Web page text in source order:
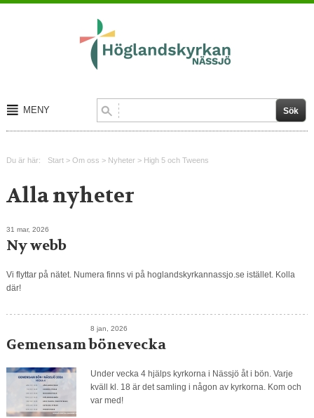
MENY
Kalender
Kontakt
Du är här: Start> Om oss > Nyheter> High 5 och Tweens
Alla nyheter
31 mar, 2026
Ny webb
Vi flyttar på nätet. Numera finns vi på hoglandskyrkannassjo.se istället. Kolla
där!
8 jan, 2026
Gemensam bönevecka
Under vecka 4 hjälps kyrkorna i Nässjö åt i bön. Varje
kväll kl. 18 är det samling i någon av kyrkorna. Kom och
var med!